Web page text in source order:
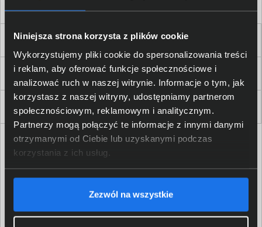
Niniejsza strona korzysta z plików cookie
Wykorzystujemy pliki cookie do spersonalizowania treści
i reklam, aby oferować funkcje społecznościowe i
analizować ruch w naszej witrynie. Informacje o tym, jak
korzystasz z naszej witryny, udostępniamy partnerom
społecznościowym, reklamowym i analitycznym.
Partnerzy mogą połączyć te informacje z innymi danymi
otrzymanymi od Ciebie lub uzyskanymi podczas
korzystania z ich usług.
Zezwól na wszystkie
Dla Firm i Instytucji
Zakupy
Delkom 2000